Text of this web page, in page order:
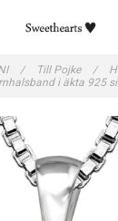
/ Till Pojke /
i äkta 925